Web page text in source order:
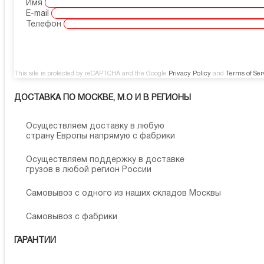
Имя
E-mail
Телефон
This site is protected by reCAPTCHA and the Google Privacy Policy and Terms of
ДОСТАВКА ПО МОСКВЕ, М.О И В РЕГИОНЫ
Осуществляем доставку в любую
страну Европы напрямую с фабрики
Осуществляем поддержку в доставке
грузов в любой регион России
Самовывоз с одного из наших складов Москвы
Самовывоз с фабрики
ГАРАНТИИ